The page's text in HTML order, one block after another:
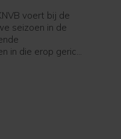
voert bij de
seizoen in de
in die erop gericht